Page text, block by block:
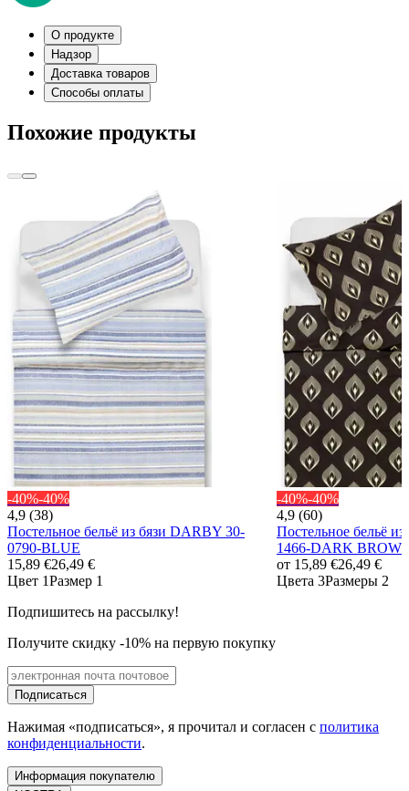
О продукте
Надзор
Доставка товаров
Способы оплаты
Похожие продукты
-40%-40%
4,9 (38)
Постельное бельё из бязи DARBY 30-
0790-BLUE
15,89 €26,49 €
Цвет 1Размер 1
-40%-40%
4,9 (60)
Постельное бельё
1466-DARK
от 15,89 €26,49 €
Цвета 3Размеры 2
Подпишитесь на рассылку!
Получите скидку -10% на первую покупку
Подписаться
Нажимая «подписаться», я прочитал и согласен с политика
конфиденциальности.
Информация покупателю